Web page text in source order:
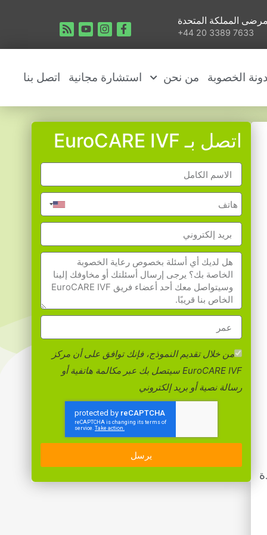
المملكة المتحدة
+44 20 3389 7633
الخصوبة من نحن استشارة مجانية اتصل بنا
اتصل بـ EuroCARE IVF
من خلال تقديم النموذج، فإنك توافق على أن مركز
EuroCARE IVF سيتصل بك عبر مكالمة هاتفية أو
رسالة نصية أو بريد إلكتروني
يرسل